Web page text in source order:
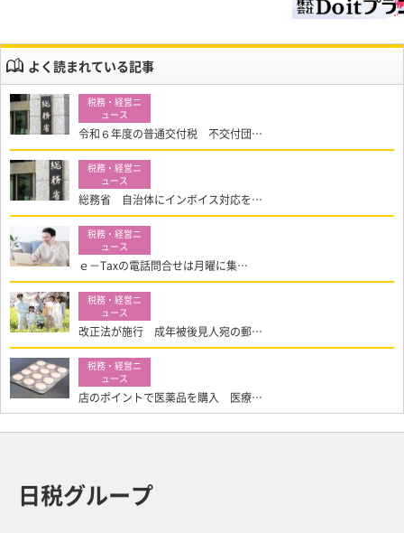
よく読まれている記事
令和６年度の普通交付税 不交付団…
総務省 自治体にインボイス対応を…
ｅ－Taxの電話問合せは月曜に集…
改正法が施行 成年被後見人宛の郵…
店のポイントで医薬品を購入 医療…
日税グループ